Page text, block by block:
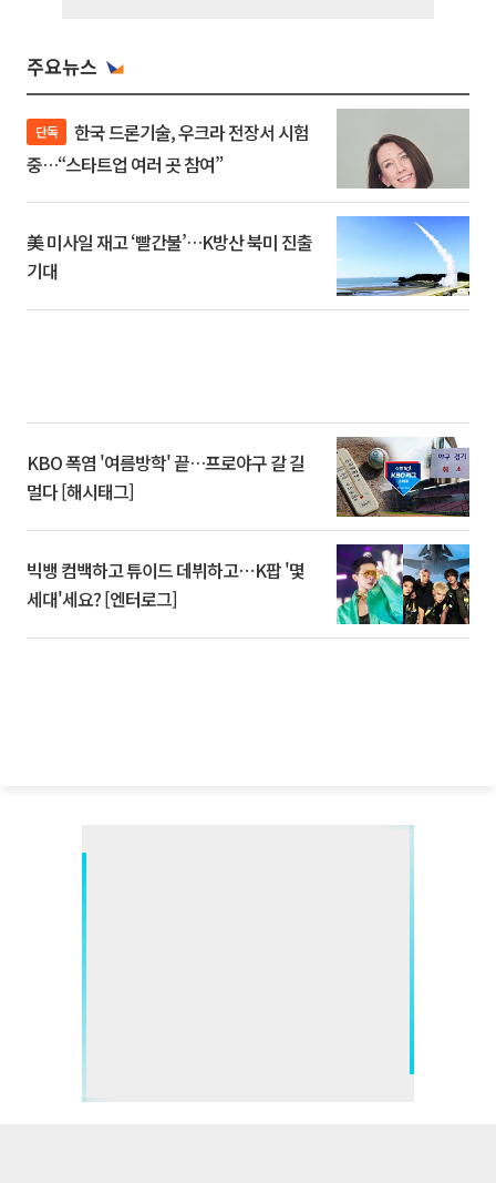
주요뉴스
단독
중…“스타트업 여러 곳 참여”
美 미사일 재고 ‘빨간불’…K방산 북미 진출
기대
KBO 폭염 '여름방학' 끝…프로야구 갈 길
멀다 [해시태그]
빅뱅 컴백하고 튜이드 데뷔하고⋯K팝 '몇
세대'세요? [엔터로그]